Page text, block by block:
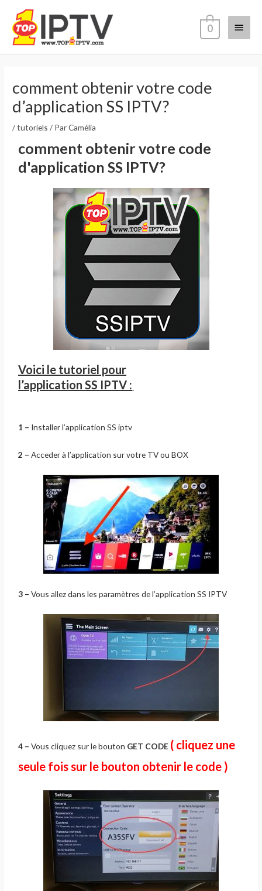
contenu
Menu
0
comment obtenir votre code
d’application SS IPTV?
/tutoriels / ParCamélia
comment obtenir votre code
d'application SS IPTV?
Voici le tutoriel pour
l’application SS IPTV :
1 – Installer l’application SS iptv
2 – Acceder à l’application sur votre TV ou BOX
3 – Vous allez dans les paramètres de l’application SS IPTV
4 –Vous cliquez sur le bouton GET CODE ( cliquez une
seule fois sur le bouton obtenir le code )
articles